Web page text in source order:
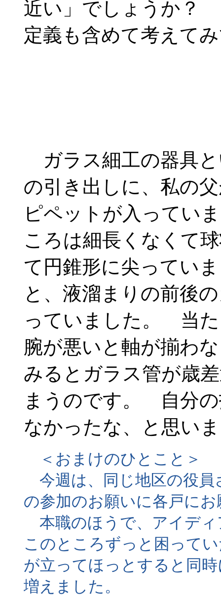
近い」でしょうか？
定義も含めて考えて
ガラス細工の器具
の引き出しに、私の
ピペットが入ってい
ころは細長くなくて
て円錐形に尖ってい
と、液溜まりの前後
っていました。 当
腕が悪いと軸が揃わ
みるとガラス管が歳
まうのです。 自分
なかったな、と思い
＜おまけのひとこと＞
今週は、同じ地区の役員
の参加のお願いに各戸に
本職のほうで、アイディ
このところずっと困って
が立ってほっとすると同
増えました。